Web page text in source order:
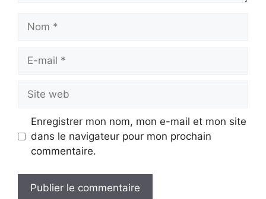
Nom
Site
web
Enregistrer mon nom, mon e-mail et mon site
dans le navigateur pour mon prochain
commentaire.